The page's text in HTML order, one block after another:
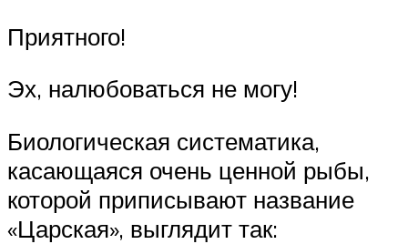
Приятного!
Эх, налюбоваться не могу!
Биологическая систематика,
касающаяся очень ценной рыбы,
которой приписывают название
«Царская», выглядит так: